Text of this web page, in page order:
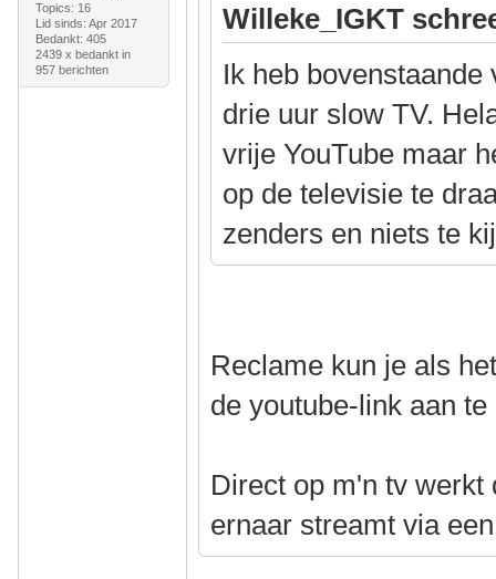
Topics: 16
Lid sinds: Apr 2017
Bedankt: 405
2439 x bedankt in
957 berichten
Willeke_IGKT
Ik heb
drie uur slow TV.
vrije YouTube maar
op de televisie te
zenders en niets te
Reclame kun je als
de youtube-link aan
Direct op m'n tv werkt
ernaar streamt via